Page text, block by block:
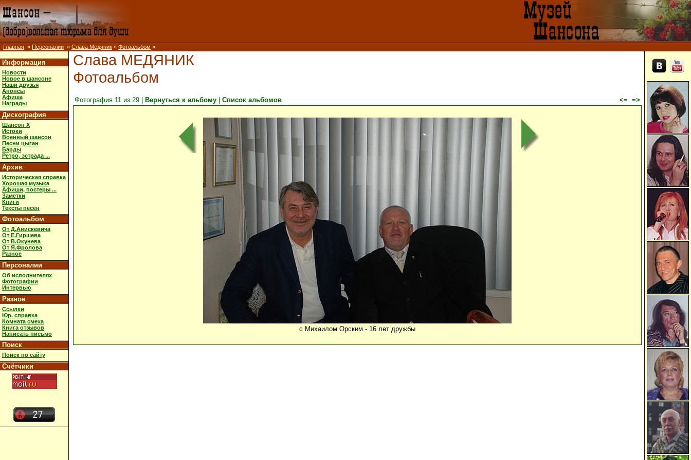
Главная » Персоналии » Слава Медяник » Фотоальбом »
Информация
Новости
Новое в шансоне
Наши друзья
Анонсы
Афиша
Награды
Дискография
Шансон X
Истоки
Военный шансон
Песни цыган
Барды
Ретро, эстрада ...
Архив
Историческая справка
Хорошая музыка
Афиши, постеры ...
Заметки
Книги
Тексты песен
Фотоальбом
От Д.Анискевича
От Е.Гиршева
От В.Окунева
От Я.Фролова
Разное
Персоналии
Об исполнителях
Фотографии
Интервью
Разное
Ссылки
Юр. справка
Комната смеха
Книга отзывов
Написать письмо
Поиск
Поиск по сайту
Счётчики
Слава МЕДЯНИК
Фотоальбом
Фотография 11 из 29 | Вернуться к альбому Список альбомов <= =>
с Михаилом Орским - 16 лет дружбы